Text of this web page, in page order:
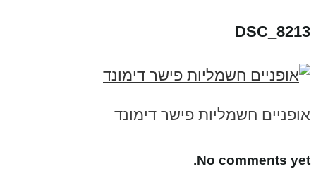
DSC_8213
אופניים חשמליות פישר דימונד
No comments yet.